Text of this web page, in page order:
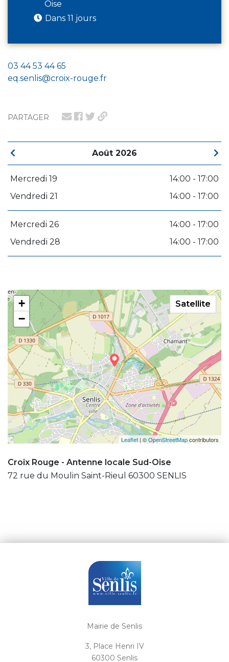
PARTAGER
Août 2026
Mercredi 19
14:00 - 17:00
Vendredi 21
14:00 - 17:00
Mercredi 26
14:00 - 17:00
Vendredi 28
14:00 - 17:00
+
−
Leaflet | ©OpenStreetMapcontributors
Satellite
Croix Rouge - Antenne locale Sud-Oise
72 rue du Moulin Saint-Rieul 60300 SENLIS
Oise
Dans 11 jours
03 44 53 44 65
eq.senlis@croix-rouge.fr
Mairie de Senlis
3, Place Henri IV
60300 Senlis